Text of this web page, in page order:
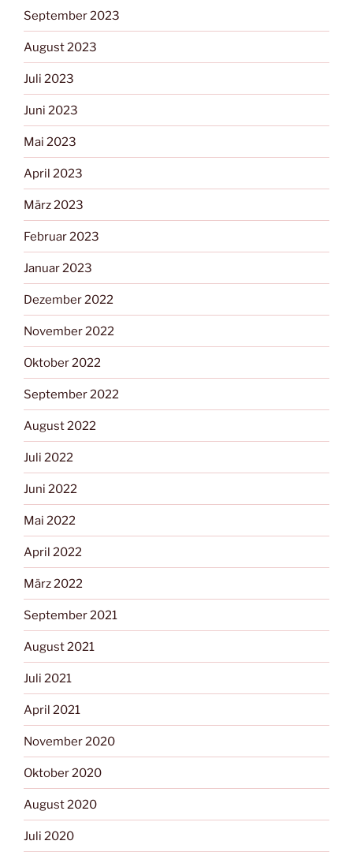
September 2023
August 2023
Juli 2023
Juni 2023
Mai 2023
April 2023
März 2023
Februar 2023
Januar 2023
Dezember 2022
November 2022
Oktober 2022
September 2022
August 2022
Juli 2022
Juni 2022
Mai 2022
April 2022
März 2022
September 2021
August 2021
Juli 2021
April 2021
November 2020
Oktober 2020
August 2020
Juli 2020